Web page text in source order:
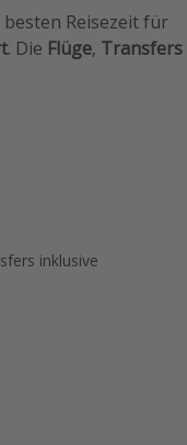
Reisezeit für
. Die Flüge, Transfers
inklusive